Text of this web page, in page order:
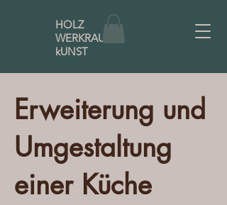
HOLZ
WERKRAUM
kUNST
Erweiterung und
Umgestaltung
einer Küche